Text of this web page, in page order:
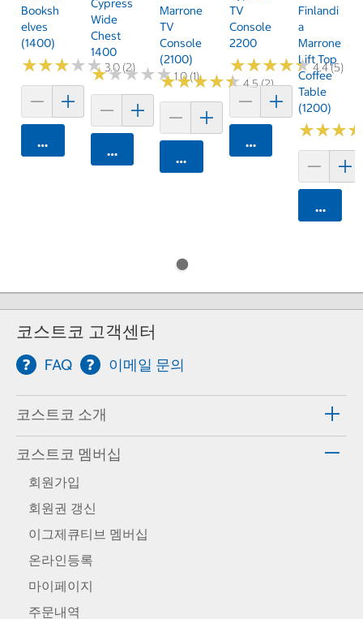
Booksh
Elves
(1400)
★★★★★
★★★★★ 3.0 (2)
카트에 담기
Cypress
Wide
Chest
1400
★★★★★
★★★★★ 1.0 (1)
카트에 담기
Marrone
TV
Console
(2100)
★★★★★
★★★★★4.5 (2)
카트에 담기
TV
Console
2200
★★★★★
★★★★★4.4 (5)
카트에 담기
Finlandi
A
Marrone
Lift Top
Coffee
Table
(1200)
★★★
★★★
카트에
코스트코 고객센터
FAQ 이메일 문의
코스트코 소개
코스트코 멤버십
회원가입
회원권 갱신
이그제큐티브 멤버십
온라인등록
마이페이지
주문내역